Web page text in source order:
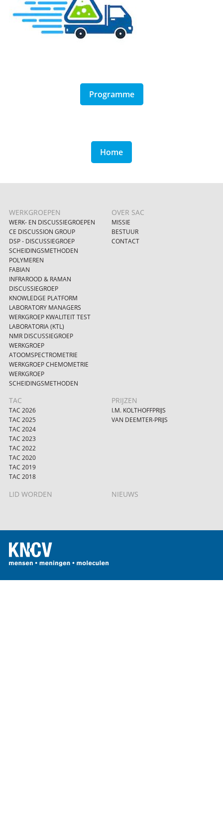
Programme
Home
WERKGROEPEN
WERK- EN DISCUSSIEGROEPEN
CE DISCUSSION GROUP
DSP - DISCUSSIEGROEP
SCHEIDINGSMETHODEN
POLYMEREN
FABIAN
INFRAROOD & RAMAN
DISCUSSIEGROEP
KNOWLEDGE PLATFORM
LABORATORY MANAGERS
WERKGROEP KWALITEIT TEST
LABORATORIA (KTL)
NMR DISCUSSIEGROEP
WERKGROEP
ATOOMSPECTROMETRIE
WERKGROEP CHEMOMETRIE
WERKGROEP
SCHEIDINGSMETHODEN
OVER SAC
MISSIE
BESTUUR
CONTACT
TAC
TAC 2026
TAC 2025
TAC 2024
TAC 2023
TAC 2022
TAC 2020
TAC 2019
TAC 2018
PRIJZEN
I.M. KOLTHOFFPRIJS
VAN DEEMTER-PRIJS
LID WORDEN NIEUWS